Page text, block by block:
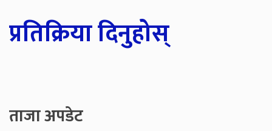
प्रतिक्रिया दिनुहोस्
ताजा अपडेट